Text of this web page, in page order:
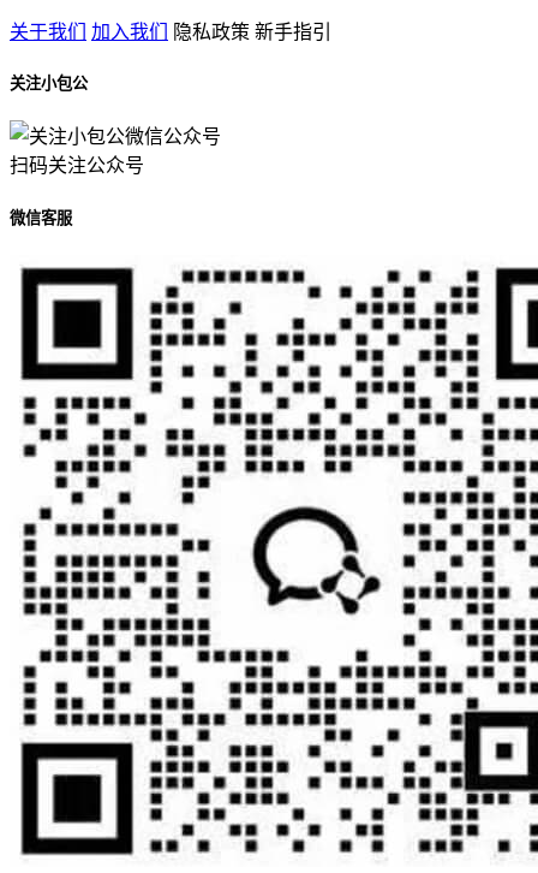
关于我们 加入我们 隐私政策 新手指引
关注小包公
扫码关注公众号
微信客服